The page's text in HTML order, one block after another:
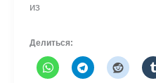
из
Делиться: